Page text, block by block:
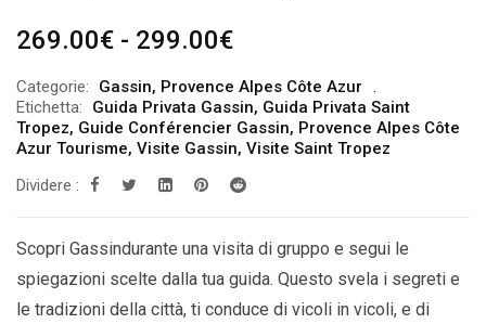
269.00€ - 299.00€Fascia
prezzo:
da
269.00€
a
Categorie: Gassin, Provence Alpes Côte Azur
Etichetta:
Guida Privata Gassin, Guida Privata Saint
Tropez, Guide Conférencier Gassin, Provence Alpes Côte
Azur Tourisme, Visite Gassin, Visite Saint Tropez
Dividere :
Scopri Gassindurante una visita di gruppo e segui le
spiegazioni scelte dalla tua guida. Questo svela i segreti e
le tradizioni della città, ti conduce di vicoli in vicoli, e di